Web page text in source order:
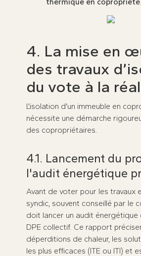
4. La mise en
des travaux
du vote à la
L'isolation d'un immeuble en
nécessite une démarche
des copropriétaires.
4.1. Lancement du
l'audit énergétique
Avant de voter pour les travaux
syndic, souvent conseillé par le
doit lancer un audit énergétique
DPE collectif. Ce rapport
déperditions de chaleur, les
les plus efficaces (ITE ou ITI) et